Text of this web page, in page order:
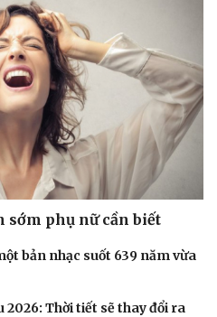
Công nghệ
Sành điệu
Tin Công nghệ
Trải nghiệm
Chuyển đổi số
phụ nữ cần biết
bản nhạc suốt 639 năm vừa
Thời tiết sẽ thay đổi ra